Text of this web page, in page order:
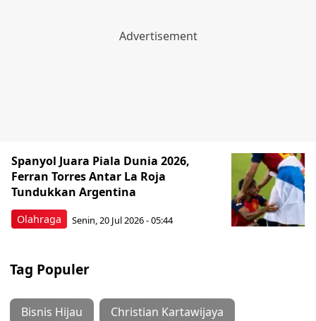
Olahraga
Spanyol Juara Piala Dunia 2026,
Ferran Torres Antar La Roja
Tundukkan Argentina
Senin, 20 Jul 2026 - 05:44
Tag Populer
Bisnis Hijau Christian Kartawijaya